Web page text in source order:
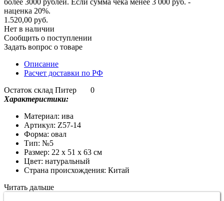
наценка 20%.
1.520,00 руб.
Нет в наличии
Сообщить о поступлении
Задать вопрос о товаре
Описание
Расчет доставки по РФ
Остаток склад Питер
0
Характеристики:
Материал: ива
Артикул: Z57-14
Форма: овал
Тип: №5
Размер: 22 х 51 х 63 см
Цвет: натуральный
Страна происхождения: Китай
Читать дальше